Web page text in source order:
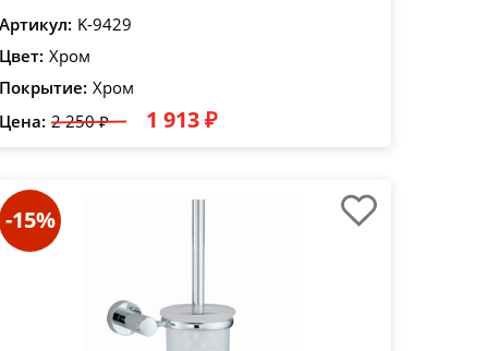
Артикул: K-9429
Цвет: Хром
Покрытие: Хром
Цена: 2 250 ₽ 1 913 ₽
-15%